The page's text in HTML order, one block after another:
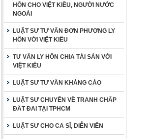
HÔN CHO VIỆT KIỀU, NGƯỜI NƯỚC
NGOÀI
LUẬT SƯ TƯ VẤN ĐƠN PHƯƠNG LY
HÔN VỚI VIỆT KIỀU
TƯ VẤN LY HÔN CHIA TÀI SẢN VỚI
VIỆT KIỀU
LUẬT SƯ TƯ VẤN KHÁNG CÁO
LUẬT SƯ CHUYÊN VỀ TRANH CHẤP
ĐẤT ĐAI TẠI TPHCM
LUẬT SƯ CHO CA SĨ, DIỄN VIÊN